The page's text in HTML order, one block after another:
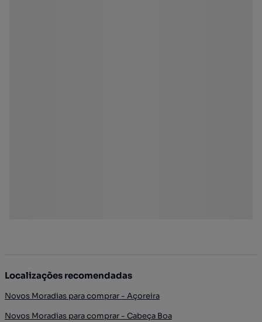
Localizações recomendadas
Novos Moradias para comprar - Açoreira
Novos Moradias para comprar - Cabeça Boa